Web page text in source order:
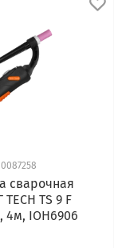
сварочная
TS 9 F
4м, IOH6906